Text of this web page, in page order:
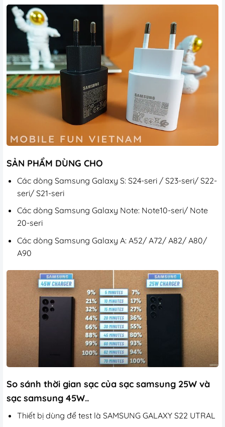
SẢN PHẨM DÙNG CHO
Các dòng Samsung Galaxy S: S24-seri / S23-seri/ S22-
seri/ S21-seri
Các dòng Samsung Galaxy Note: Note10-seri/ Note
20-seri
Các dòng Samsung Galaxy A: A52/ A72/ A82/ A80/
A90
So sánh thời gian sạc của sạc samsung 25W và
sạc samsung 45W..
Thiết bị dùng để test là SAMSUNG GALAXY S22 UTRAL